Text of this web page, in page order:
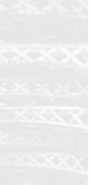
la Coupe du Monde 2026